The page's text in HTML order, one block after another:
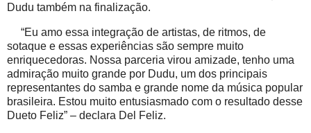
Dudu também na finalização.
“Eu amo essa integração de artistas, de ritmos, de
sotaque e essas experiências são sempre muito
enriquecedoras. Nossa parceria virou amizade, tenho uma
admiração muito grande por Dudu, um dos principais
representantes do samba e grande nome da música popular
brasileira. Estou muito entusiasmado com o resultado desse
Dueto Feliz” – declara Del Feliz.